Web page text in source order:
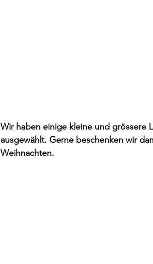
Wir haben einige kleine und grössere
ausgewählt. Gerne beschenken wir
Weihnachten.